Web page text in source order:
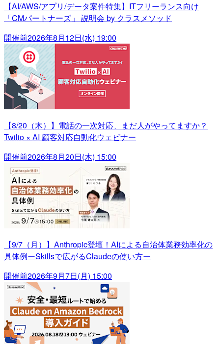
【AI/AWS/アプリ/データ案件特集】ITフリーランス向け
「CMパートナーズ」 説明会 by クラスメソッド
開催前2026年8月12日(水) 19:00
【8/20（木）】電話の一次対応、まだ人がやってますか？
Twilio × AI 顧客対応自動化ウェビナー
開催前2026年8月20日(木) 15:00
【9/7（月）】Anthropic登壇！AIによる自治体業務効率化の
具体例ーSkillsで広がるClaudeの使い方ー
開催前2026年9月7日(月) 15:00